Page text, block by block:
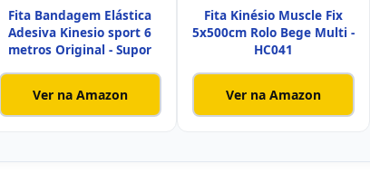
Fita Bandagem Elástica
Adesiva Kinesio sport 6
metros Original - Supor
Ver na Amazon
Fita Kinésio Muscle Fix
5x500cm Rolo Bege Multi -
HC041
Ver na Amazon